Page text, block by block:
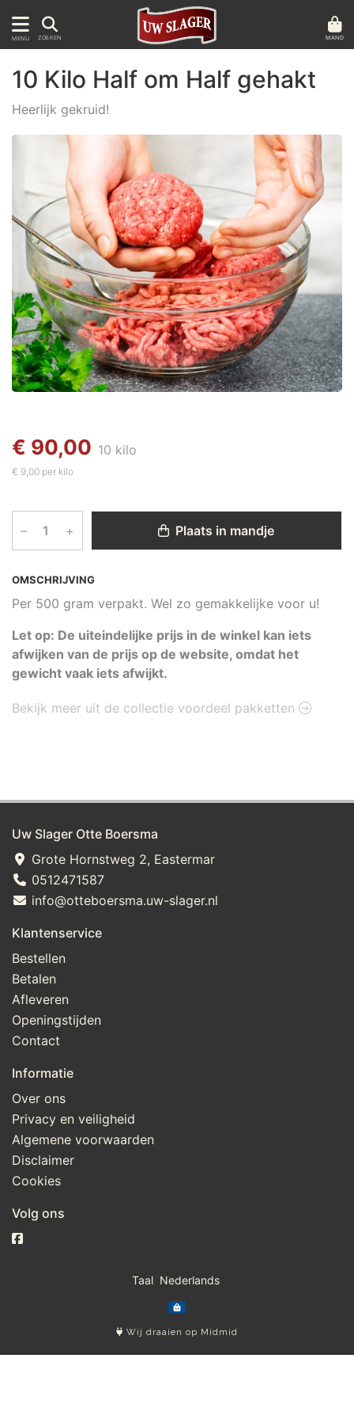
MENU ZOEKEN MAND
OMSCHRIJVING
Per 500 gram verpakt. Wel zo gemakkelijke voor u!
Let op: De uiteindelijke prijs in de winkel kan iets
afwijken van de prijs op de website, omdat het
gewicht vaak iets afwijkt.
10 Kilo Half om Half gehakt
Heerlijk gekruid!
€ 90,00 10 kilo
€ 9,00 per kilo
– + Plaats in mandje
Bekijk meer uit de collectie voordeel pakketten
Uw Slager Otte Boersma
Grote Hornstweg 2, Eastermar
0512471587
info@otteboersma.uw-slager.nl
Klantenservice
Bestellen
Betalen
Afleveren
Openingstijden
Contact
Informatie
Over ons
Privacy en veiligheid
Algemene voorwaarden
Disclaimer
Cookies
Volg ons
Taal
Wij draaien op Midmid